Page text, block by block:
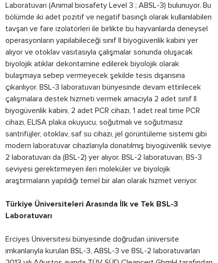
Laboratuvarı (Animal biosafety Level 3 ; ABSL-3) bulunuyor. Bu
bölümde iki adet pozitif ve negatif basınçlı olarak kullanılabilen
tavşan ve fare izolatörleri ile birlikte bu hayvanlarda deneysel
operasyonların yapılabileceği sınıf II biyogüvenlik kabini yer
alıyor ve otoklav vasıtasıyla çalışmalar sonunda oluşacak
biyolojik atıklar dekontamine edilerek biyolojik olarak
bulaşmaya sebep vermeyecek şekilde tesis dışarısına
çıkarılıyor. BSL-3 laboratuvarı bünyesinde devam ettirilecek
çalışmalara destek hizmeti vermek amacıyla 2 adet sınıf II
biyogüvenlik kabini, 2 adet PCR cihazı, 1 adet real time PCR
cihazı, ELISA plaka okuyucu, soğutmalı ve soğutmasız
santrifüjler, otoklav, saf su cihazı, jel görüntüleme sistemi gibi
modern laboratuvar cihazlarıyla donatılmış biyogüvenlik seviye
2 laboratuvarı da (BSL-2) yer alıyor. BSL-2 laboratuvarı, BS-3
seviyesi gerektirmeyen ileri moleküler ve biyolojik
araştırmaların yapıldığı temel bir alan olarak hizmet veriyor.
Türkiye Üniversiteleri Arasında İlk ve Tek BSL-3
Laboratuvarı
Erciyes Üniversitesi bünyesinde doğrudan üniversite
imkanlarıyla kurulan BSL-3, ABSL-3 ve BSL-2 laboratuvarları